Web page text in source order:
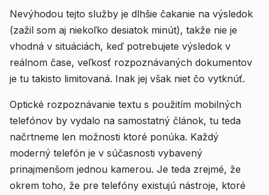
Nevýhodou tejto služby je dlhšie čakanie na výsledok
(zažil som aj niekoľko desiatok minút), takže nie je
vhodná v situáciách, keď potrebujete výsledok v
reálnom čase, veľkosť rozpoznávaných dokumentov
je tu takisto limitovaná. Inak jej však niet čo vytknúť.
Optické rozpoznávanie textu s použitím mobilných
telefónov by vydalo na samostatný článok, tu teda
načrtneme len možnosti ktoré ponúka. Každý
moderný telefón je v súčasnosti vybavený
prinajmenšom jednou kamerou. Je teda zrejmé, že
okrem toho, že pre telefóny existujú nástroje, ktoré